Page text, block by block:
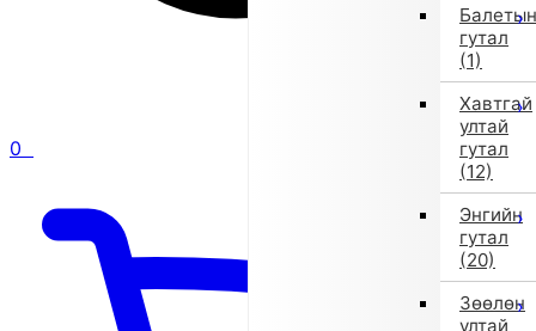
0
Балетын
гутал
(1)
Хавтгай
ултай
гутал
(12)
Энгийн
гутал
(20)
Зөөлөн
ултай